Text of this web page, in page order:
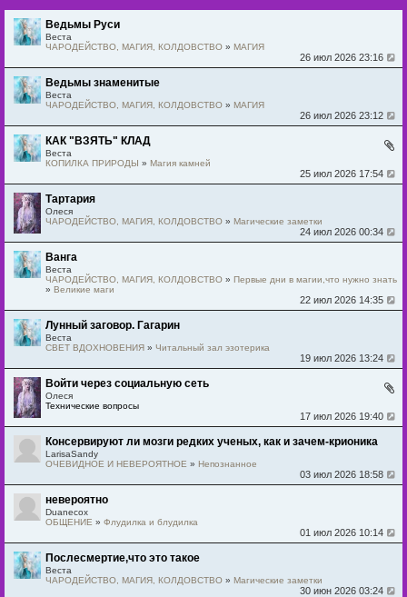
Ведьмы Руси
Веста
ЧАРОДЕЙСТВО, МАГИЯ, КОЛДОВСТВО » МАГИЯ
26 июл 2026 23:16
Ведьмы знаменитые
Веста
ЧАРОДЕЙСТВО, МАГИЯ, КОЛДОВСТВО » МАГИЯ
26 июл 2026 23:12
КАК "ВЗЯТЬ" КЛАД
Веста
КОПИЛКА ПРИРОДЫ » Магия камней
25 июл 2026 17:54
Тартария
Олеся
ЧАРОДЕЙСТВО, МАГИЯ, КОЛДОВСТВО » Магические заметки
24 июл 2026 00:34
Ванга
Веста
ЧАРОДЕЙСТВО, МАГИЯ, КОЛДОВСТВО » Первые дни в магии,что нужно знать
» Великие маги
22 июл 2026 14:35
Лунный заговор. Гагарин
Веста
СВЕТ ВДОХНОВЕНИЯ » Читальный зал эзотерика
19 июл 2026 13:24
Войти через социальную сеть
Олеся
Технические вопросы
17 июл 2026 19:40
Консервируют ли мозги редких ученых, как и зачем-крионика
LarisaSandy
ОЧЕВИДНОЕ И НЕВЕРОЯТНОЕ » Непознанное
03 июл 2026 18:58
невероятно
Duanecox
ОБЩЕНИЕ » Флудилка и блудилка
01 июл 2026 10:14
Послесмертие,что это такое
Веста
ЧАРОДЕЙСТВО, МАГИЯ, КОЛДОВСТВО » Магические заметки
30 июн 2026 03:24